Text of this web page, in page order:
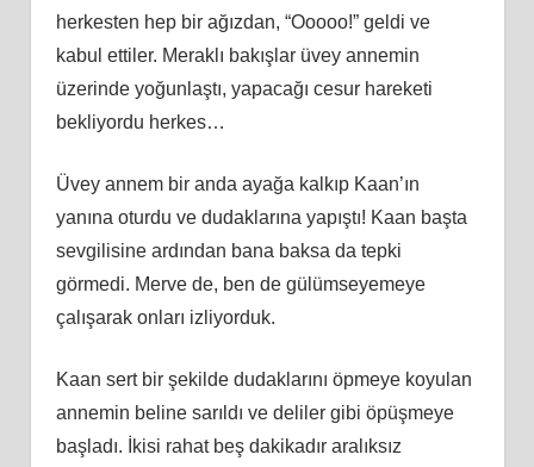
herkesten hep bir ağızdan, “Ooooo!” geldi ve
kabul ettiler. Meraklı bakışlar üvey annemin
üzerinde yoğunlaştı, yapacağı cesur hareketi
bekliyordu herkes…
Üvey annem bir anda ayağa kalkıp Kaan’ın
yanına oturdu ve dudaklarına yapıştı! Kaan başta
sevgilisine ardından bana baksa da tepki
görmedi. Merve de, ben de gülümseyemeye
çalışarak onları izliyorduk.
Kaan sert bir şekilde dudaklarını öpmeye koyulan
annemin beline sarıldı ve deliler gibi öpüşmeye
başladı. İkisi rahat beş dakikadır aralıksız